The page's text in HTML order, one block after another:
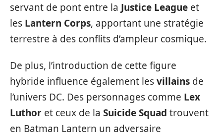
servant de pont entre la Justice League et
les Lantern Corps, apportant une stratégie
terrestre à des conflits d’ampleur cosmique.
De plus, l’introduction de cette figure
hybride influence également lesvillains de
l’univers DC. Des personnages comme Lex
Luthor et ceux de la Suicide Squad trouvent
en Batman Lantern un adversaire